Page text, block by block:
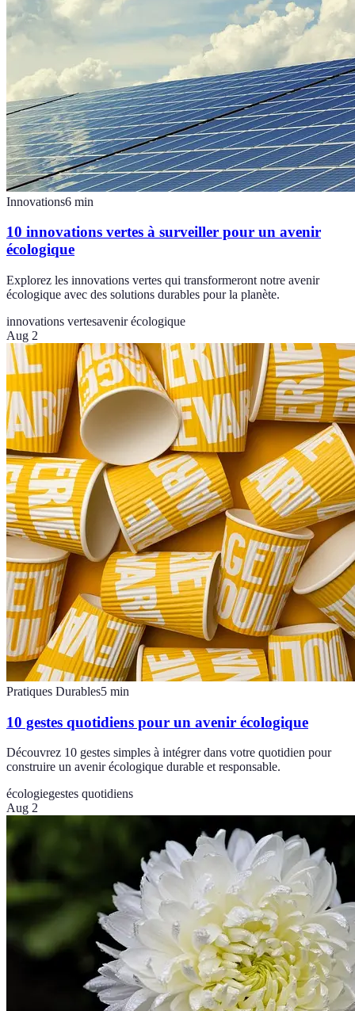
Innovations6 min
10 innovations vertes à surveiller pour un avenir
écologique
Explorez les innovations vertes qui transformeront notre avenir
écologique avec des solutions durables pour la planète.
innovations vertesavenir écologique
Aug 2
Pratiques Durables5 min
10 gestes quotidiens pour un avenir écologique
Découvrez 10 gestes simples à intégrer dans votre quotidien pour
construire un avenir écologique durable et responsable.
écologiegestes quotidiens
Aug 2